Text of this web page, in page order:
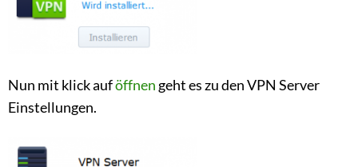
Nun mit klick auföffnen geht es zu den VPN Server
Einstellungen.